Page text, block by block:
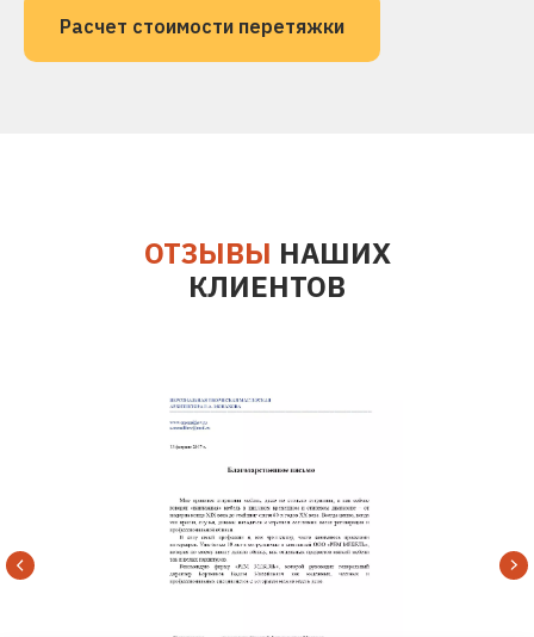
Расчет стоимости перетяжки
ОТЗЫВЫ НАШИХ
КЛИЕНТОВ